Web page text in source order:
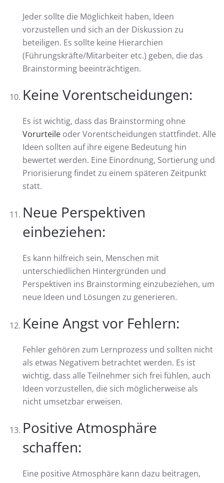
Jeder sollte die Möglichkeit haben, Ideen
vorzustellen und sich an der Diskussion zu
beteiligen. Es sollte keine Hierarchien
(Führungskräfte/Mitarbeiter etc.) geben, die das
Brainstorming beeinträchtigen.
Keine Vorentscheidungen:
Es ist wichtig, dass das Brainstorming ohne
Vorurteile oder Vorentscheidungen stattfindet. Alle
Ideen sollten auf ihre eigene Bedeutung hin
bewertet werden. Eine Einordnung, Sortierung und
Priorisierung findet zu einem späteren Zeitpunkt
statt.
Neue Perspektiven
einbeziehen:
Es kann hilfreich sein, Menschen mit
unterschiedlichen Hintergründen und
Perspektiven ins Brainstorming einzubeziehen, um
neue Ideen und Lösungen zu generieren.
Keine Angst vor Fehlern:
Fehler gehören zum Lernprozess und sollten nicht
als etwas Negativem betrachtet werden. Es ist
wichtig, dass alle Teilnehmer sich frei fühlen, auch
Ideen vorzustellen, die sich möglicherweise als
nicht umsetzbar erweisen.
Positive Atmosphäre
schaffen:
Eine positive Atmosphäre kann dazu beitragen,